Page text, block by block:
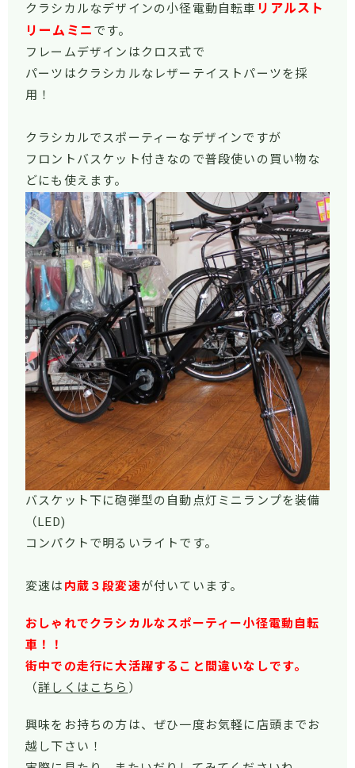
クラシカルなデザインの小径電動自転車 リアルスト
リームミニ です。
フレームデザインはクロス式で
パーツはクラシカルなレザーテイストパーツを採
用！
クラシカルでスポーティーなデザインですが
フロントバスケット付きなので普段使いの買い物な
どにも使えます。
バスケット下に砲弾型の自動点灯ミニランプを装備
（LED)
コンパクトで明るいライトです。
変速は 内蔵３段変速が付いています。
おしゃれでクラシカルなスポーティー小径電動自転
車！！
街中での走行に大活躍すること間違いなしです。
（詳しくはこちら ）
興味をお持ちの方は、ぜひ一度お気軽に店頭までお
越し下さい！